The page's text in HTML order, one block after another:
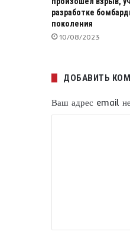
разработке
поколения
10/08/2023
ДОБАВИТЬ
Ваш адрес email не
т